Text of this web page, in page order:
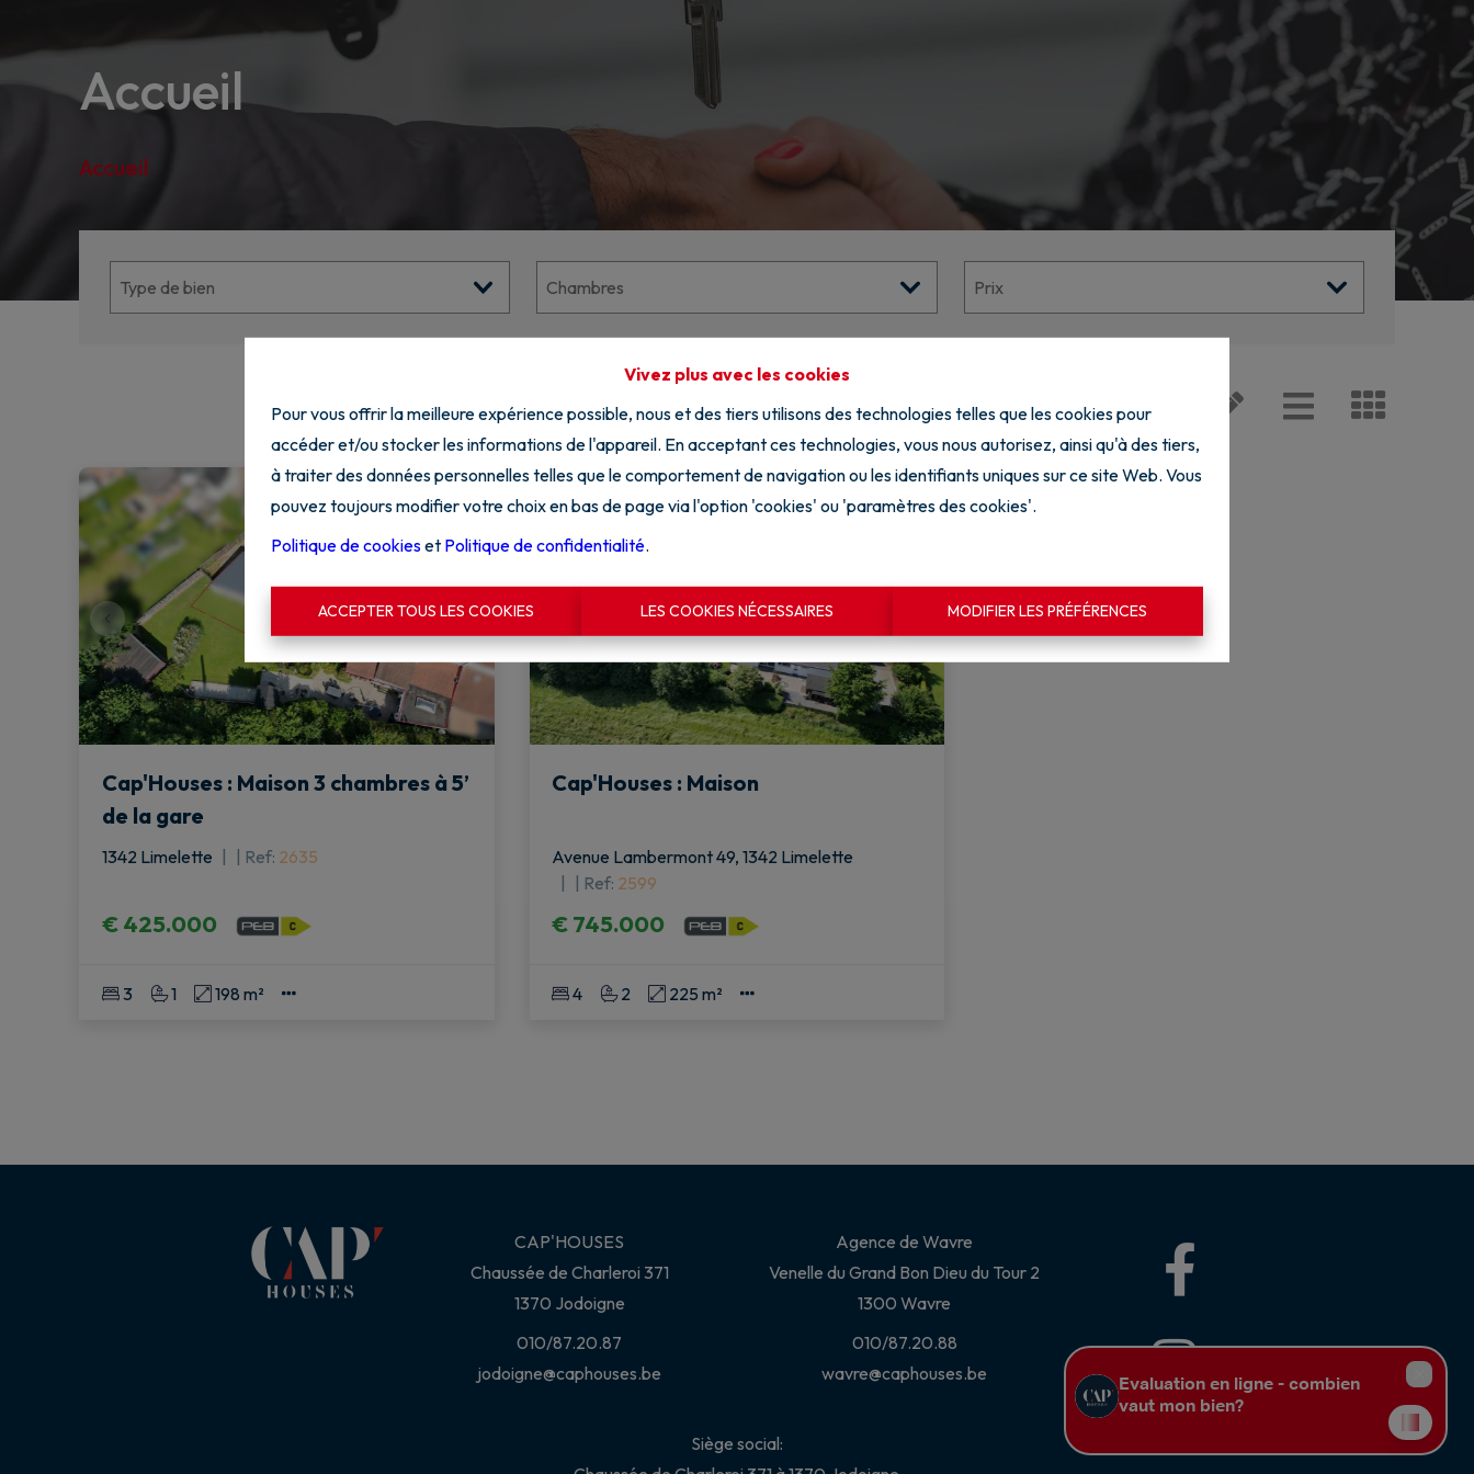
Vivez plus avec les cookies
Pour vous offrir la meilleure expérience possible, nous et des tiers utilisons des technologies telles que les cookies pour
accéder et/ou stocker les informations de l'appareil. En acceptant ces technologies, vous nous autorisez, ainsi qu'à des tiers,
à traiter des données personnelles telles que le comportement de navigation ou les identifiants uniques sur ce site Web. Vous
pouvez toujours modifier votre choix en bas de page via l'option 'cookies' ou 'paramètres des cookies'.
Politique de cookieset Politique de confidentialité.
ACCEPTER TOUS LES COOKIES LES COOKIES NÉCESSAIRES MODIFIER LES PRÉFÉRENCES
Accueil
Accueil
OPTION
Cap'Houses : Maison 3 chambres à 5’
de la gare
1342 Limelette Ref: 2635
€ 425.000
3 1 198 m²
Cap'Houses : Maison
Avenue Lambermont 49, 1342 Limelette
Ref: 2599
€ 745.000
4 2 225 m²
CAP'HOUSES
Chaussée de Charleroi 371
1370 Jodoigne
010/87.20.87
jodoigne@caphouses.be
Agence de Wavre
Venelle du Grand Bon Dieu du Tour 2
1300 Wavre
010/87.20.88
wavre@caphouses.be
Siège social: